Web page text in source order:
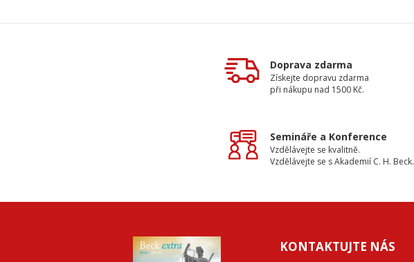
Doprava zdarma
Získejte dopravu zdarma
při nákupu nad 1500 Kč.
Semináře a Konference
Vzdělávejte se kvalitně.
Vzdělávejte se s Akademií C. H. Beck.
KONTAKTUJTE NÁS